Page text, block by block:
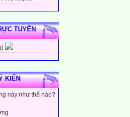
TUYẾN
KIẾN
này như thế nào?